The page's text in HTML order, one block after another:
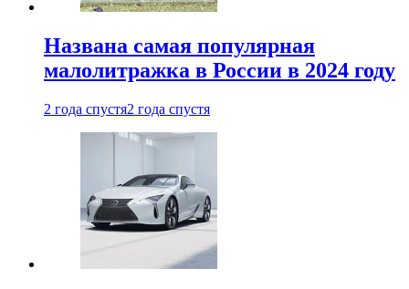
Названа самая популярная
малолитражка в России в 2024 году
2 года спустя2 года спустя